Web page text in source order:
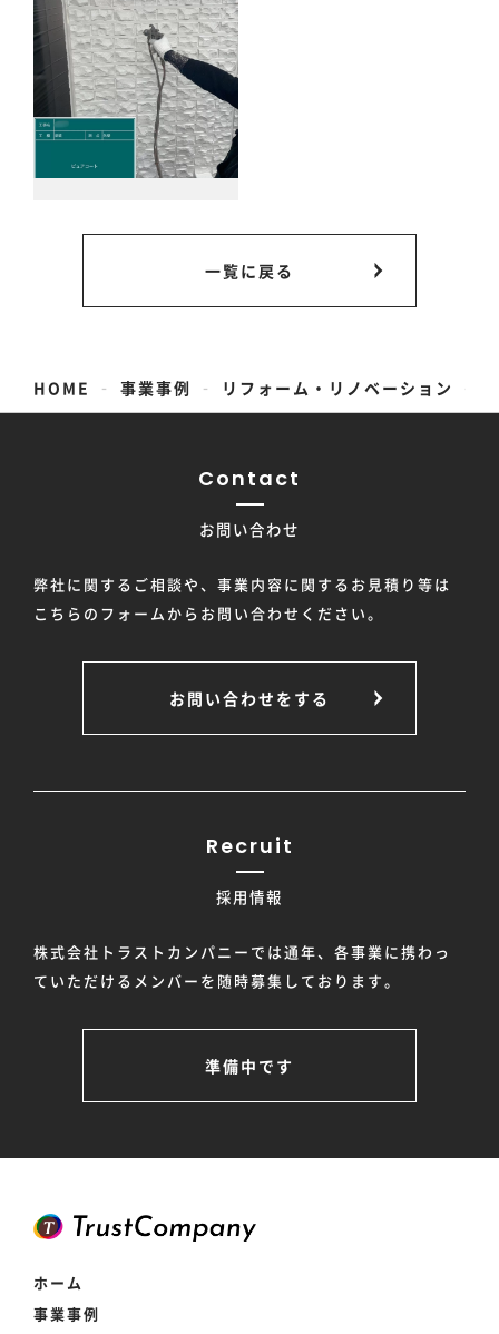
一覧に戻る
HOME - 事業事例 - リフォーム・リノベーション
Contact
お問い合わせ
弊社に関するご相談や、事業内容に関するお見積り等は
こちらのフォームからお問い合わせください。
お問い合わせをする
Recruit
採用情報
株式会社トラストカンパニーでは通年、各事業に携わっ
ていただけるメンバーを随時募集しております。
準備中です
ホーム
事業事例